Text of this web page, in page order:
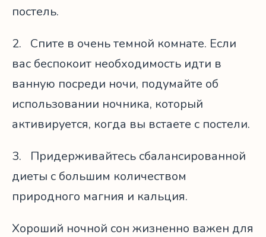
постель.
2. Спите в очень темной комнате. Если
вас беспокоит необходимость идти в
ванную посреди ночи, подумайте об
использовании ночника, который
активируется, когда вы встаете с постели.
3. Придерживайтесь сбалансированной
диеты с большим количеством
природного магния и кальция.
Хороший ночной сон жизненно важен для